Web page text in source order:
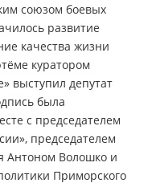
союзом боевых
развитие
качества жизни
куратором
выступил депутат
была
с председателем
председателем
Антоном Волошко и
Приморского